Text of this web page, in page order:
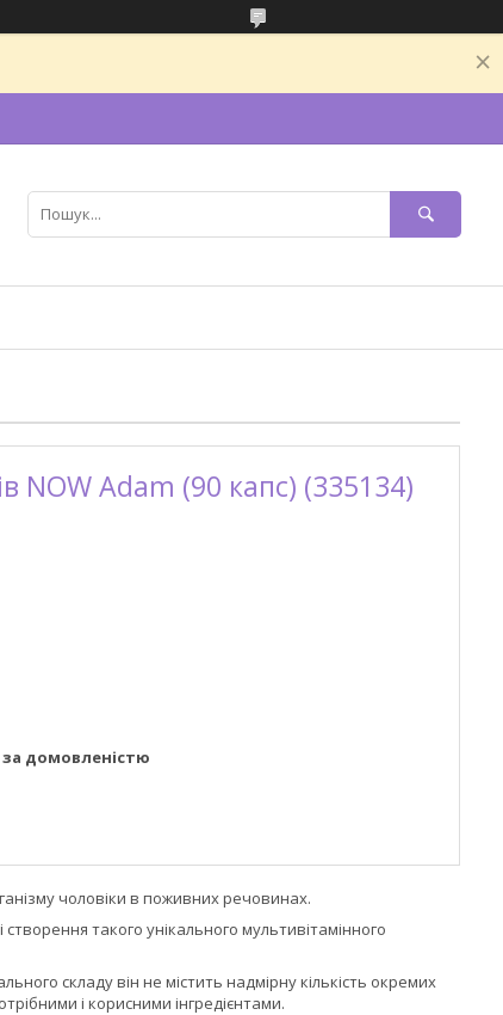
NOW Adam (90 капс) (335134)
за домовленістю
чоловіки в поживних речовинах.
створення такого унікального мультивітамінного
складу він не містить надмірну кількість окремих
і корисними інгредієнтами.